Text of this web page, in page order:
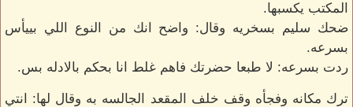
المكتب يكسبها.
ضحك سليم بسخريه وقال: واضح انك من النوع اللي بييأس
بسرعه.
ردت بسرعه: لا طبعا حضرتك فاهم غلط انا بحكم بالادله بس.
ترك مكانه وفجأه وقف خلف المقعد الجالسه به وقال لها: انتي